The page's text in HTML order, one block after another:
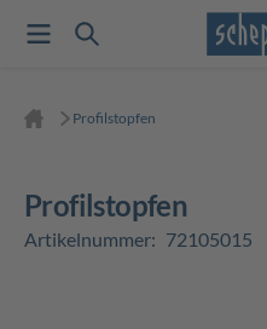
Profilstopfen
Profilstopfen
Artikelnummer: 72105015